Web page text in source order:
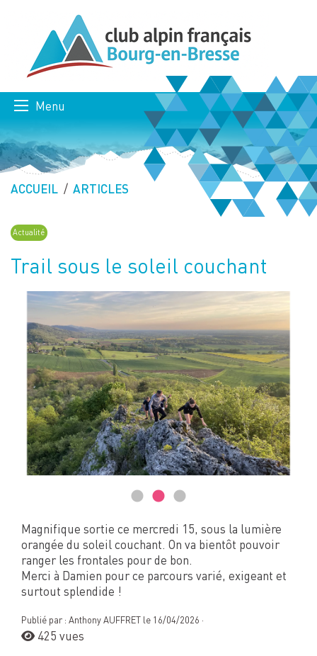
Menu
ACCUEIL ARTICLES
Actualité
Trail sous le soleil couchant
Magnifique sortie ce mercredi 15, sous la lumière
orangée du soleil couchant. On va bientôt pouvoir
ranger les frontales pour de bon.
Merci à Damien pour ce parcours varié, exigeant et
surtout splendide !
Publié par : Anthony AUFFRET le 16/04/2026 ·
425 vues